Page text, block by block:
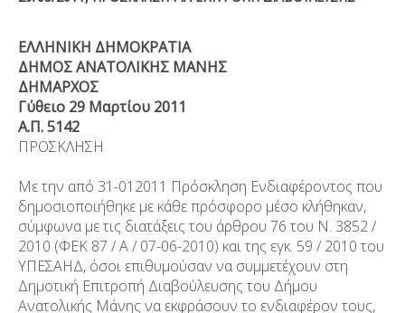
ΕΛΛΗΝΙΚΗ ΔΗΜΟΚΡΑΤΙΑ
ΔΗΜΟΣ ΑΝΑΤΟΛΙΚΗΣ ΜΑΝΗΣ
ΔΗΜΑΡΧΟΣ
Γύθειο 29 Μαρτίου 2011
Α.Π. 5142
ΠΡΟΣΚΛΗΣΗ
Με την από 31-012011 Πρόσκληση Ενδιαφέροντος που
δημοσιοποιήθηκε με κάθε πρόσφορο μέσο κλήθηκαν,
σύμφωνα με τις διατάξεις του άρθρου 76 του Ν. 3852 /
2010 (ΦΕΚ 87 / Α / 07-06-2010) και της εγκ. 59 / 2010 του
ΥΠΕΣΑΗΔ, όσοι επιθυμούσαν να συμμετέχουν στη
Δημοτική Επιτροπή Διαβούλευσης του Δήμου
Ανατολικής Μάνης να εκφράσουν το ενδιαφέρον τους,